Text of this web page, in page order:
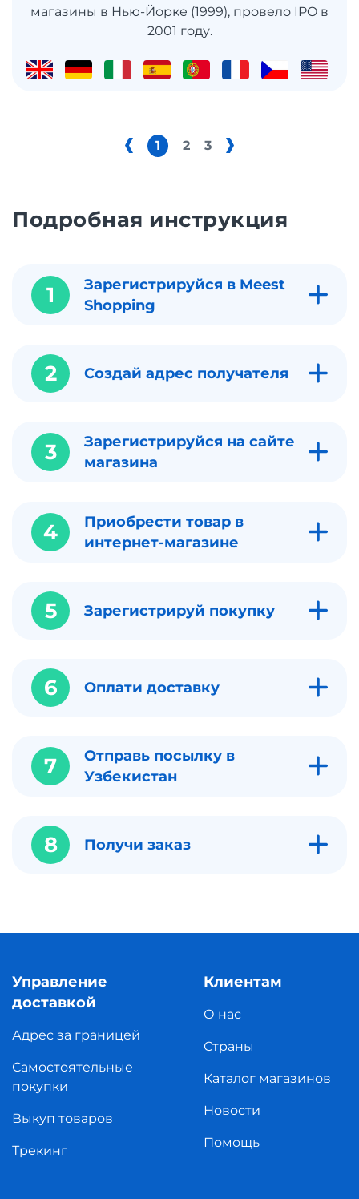
магазины в Нью-Йорке (1999), провело IPO в
2001 году.
1 2 3
Подробная инструкция
1
Зарегистрируйся в Meest
Shopping
2 Создай адрес получателя
3
Зарегистрируйся на сайте
магазина
4
Приобрести товар в
интернет-магазине
5 Зарегистрируй покупку
6 Оплати доставку
7
Отправь посылку в
Узбекистан
8 Получи заказ
Управление
доставкой
Адрес за границей
Самостоятельные
покупки
Выкуп товаров
Трекинг
Клиентам
О нас
Страны
Каталог магазинов
Новости
Помощь